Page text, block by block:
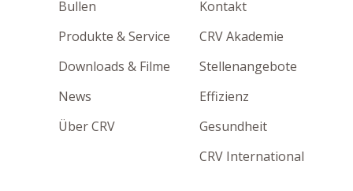
Bullen
Produkte & Service
Downloads & Filme
News
Über CRV
Kontakt
CRV Akademie
Stellenangebote
Effizienz
Gesundheit
CRV International